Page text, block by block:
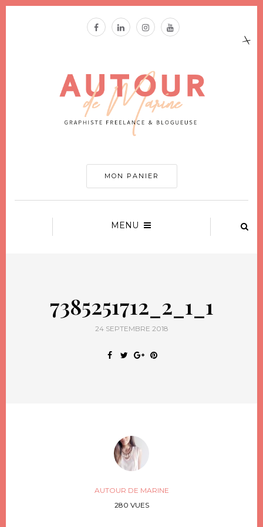
MON PANIER
MENU
7385251712_2_1_1
24 SEPTEMBRE 2018
AUTOUR DE MARINE
280 VUES